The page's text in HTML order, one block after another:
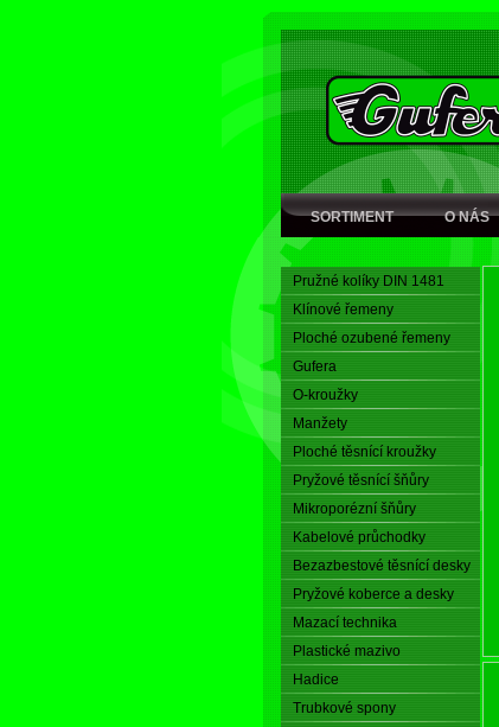
SORTIMENT O NÁS
Pružné kolíky DIN 1481
Klínové řemeny
Ploché ozubené řemeny
Gufera
O-kroužky
Manžety
Ploché těsnící kroužky
Pryžové těsnící šňůry
Mikroporézní šňůry
Kabelové průchodky
Bezazbestové těsnící desky
Pryžové koberce a desky
Mazací technika
Plastické mazivo
Hadice
Trubkové spony